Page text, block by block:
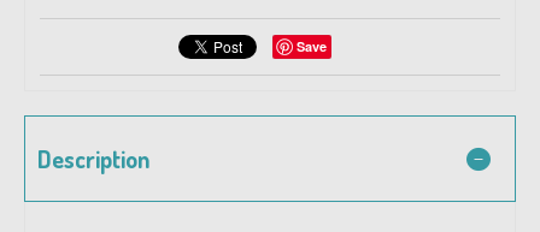
Save
Description